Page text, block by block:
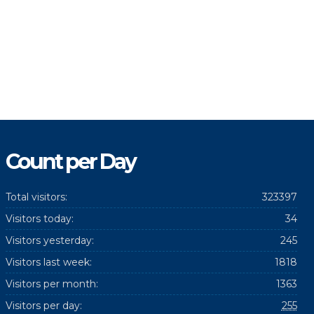
Count per Day
323397
Total visitors:
34
Visitors today:
245
Visitors yesterday:
1818
Visitors last week:
1363
Visitors per month:
255
Visitors per day: